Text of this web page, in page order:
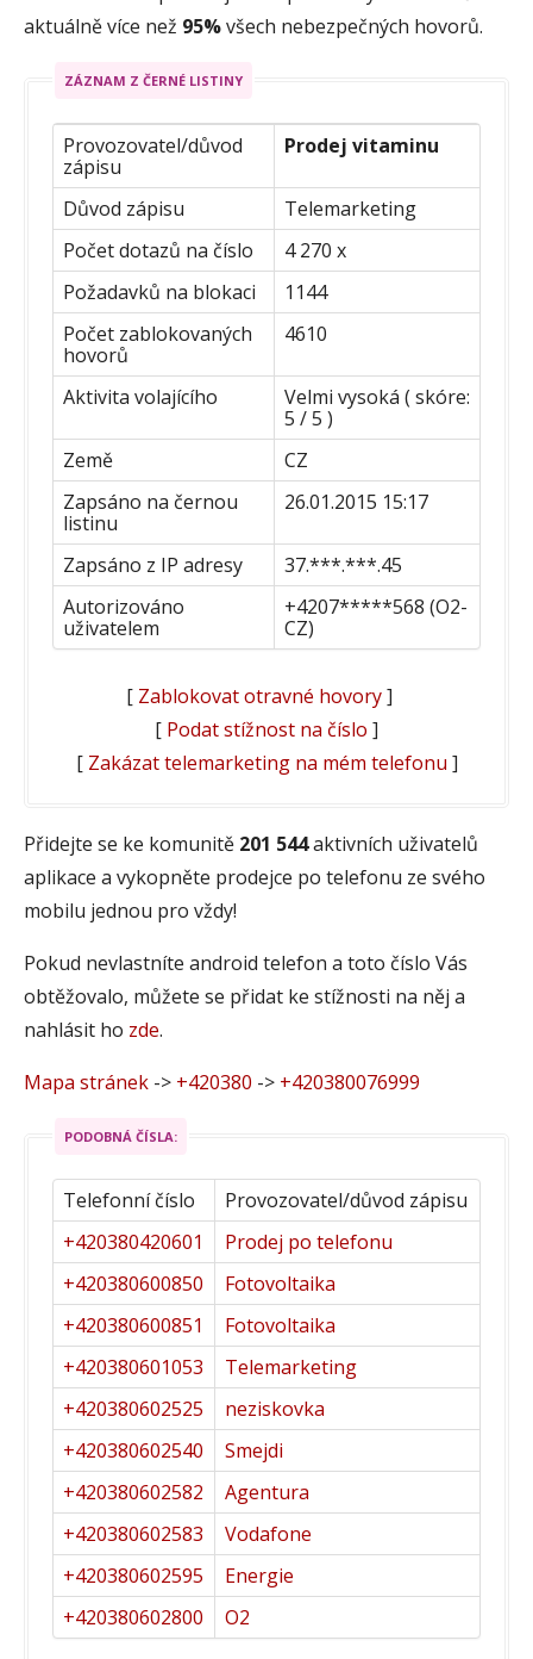
aktuálně více než 95%všech nebezpečných hovorů.
ZÁZNAM Z ČERNÉ LISTINY
Provozovatel/důvod
zápisu
Prodej vitaminu
Důvod zápisu
Telemarketing
Počet dotazů na číslo
4 270 x
Požadavků na blokaci
1144
Počet zablokovaných
hovorů
4610
Aktivita volajícího
Velmi vysoká ( skóre:
5 / 5 )
Země
CZ
Zapsáno na černou
listinu
26.01.2015 15:17
Zapsáno z IP adresy
37.***.***.45
Autorizováno
uživatelem
+4207*****568 (O2-
CZ)
[ Zablokovat otravné hovory]
[ Podat stížnost na číslo ]
[ Zakázat telemarketing na mém telefonu ]
Přidejte se ke komunitě 201 544aktivních uživatelů
aplikace a vykopněte prodejce po telefonu ze svého
mobilu jednou pro vždy!
Pokud nevlastníte android telefon a toto číslo Vás
obtěžovalo, můžete se přidat ke stížnosti na něj a
nahlásit ho zde.
Mapa stránek -> +420380 -> +420380076999
PODOBNÁ ČÍSLA:
Telefonní číslo
Provozovatel/důvod zápisu
+420380420601
Prodej po telefonu
+420380600850
Fotovoltaika
+420380600851
Fotovoltaika
+420380601053
Telemarketing
+420380602525
neziskovka
+420380602540
Smejdi
+420380602582
Agentura
+420380602583
Vodafone
+420380602595
Energie
+420380602800
O2